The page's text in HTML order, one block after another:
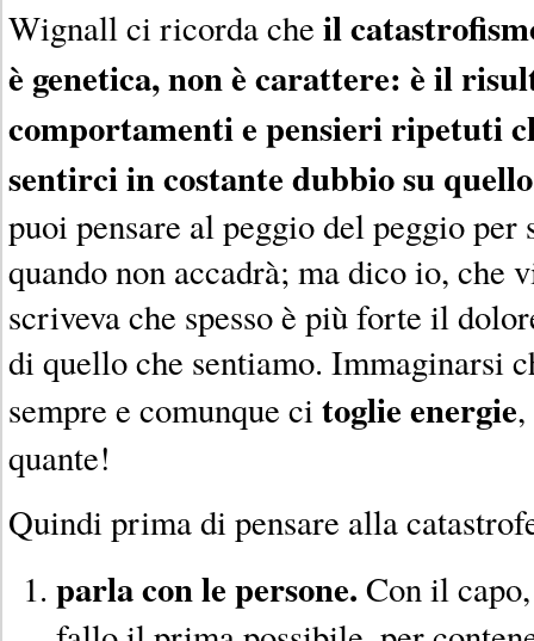
Wignall ci ricorda che il
è genetica, non è carattere: è il
comportamenti e pensieri ripetuti
sentirci in costante dubbio su
puoi pensare al peggio del peggio
quando non accadrà; ma dico io, che
scriveva che spesso è più forte il
di quello che sentiamo. Immaginarsi
sempre e comunque citoglie energie,
quante!
Quindi prima di pensare alla
parla con le persone. Con il